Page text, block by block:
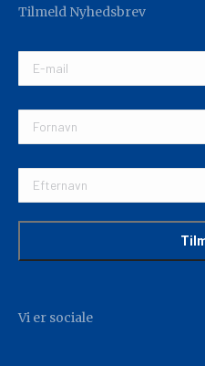
Tilmeld Nyhedsbrev
Vi er sociale